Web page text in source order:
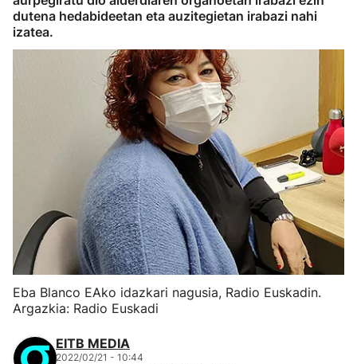
dutena hedabideetan eta auzitegietan irabazi nahi
izatea.
Eba Blanco EAko idazkari nagusia, Radio Euskadin.
Argazkia: Radio Euskadi
EITB MEDIA
2022/02/21 - 10:44